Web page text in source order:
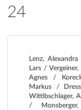
24
Lenz,
Lars /
Agnes /
Markus /
Wittibschlager,
/